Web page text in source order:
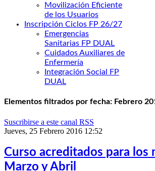
Movilización Eficiente
de los Usuarios
Inscripción Ciclos FP 26/27
Emergencias
Sanitarias FP DUAL
Cuidados Auxiliares de
Enfermería
Integración Social FP
DUAL
Elementos filtrados por fecha: Febrero
Suscribirse a este canal RSS
Jueves, 25 Febrero 2016 12:52
Curso acreditados para los
Marzo y Abril